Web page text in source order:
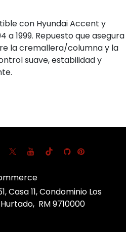
con Hyundai Accent y
a 1999. Repuesto que asegura
la cremallera/columna y la
suave, estabilidad y
Casa 11, Condominio Los
RM 9710000